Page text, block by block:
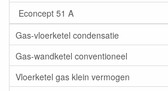
Econcept 51 A
Gas-vloerketel condensatie
Gas-wandketel conventioneel
Vloerketel gas klein vermogen